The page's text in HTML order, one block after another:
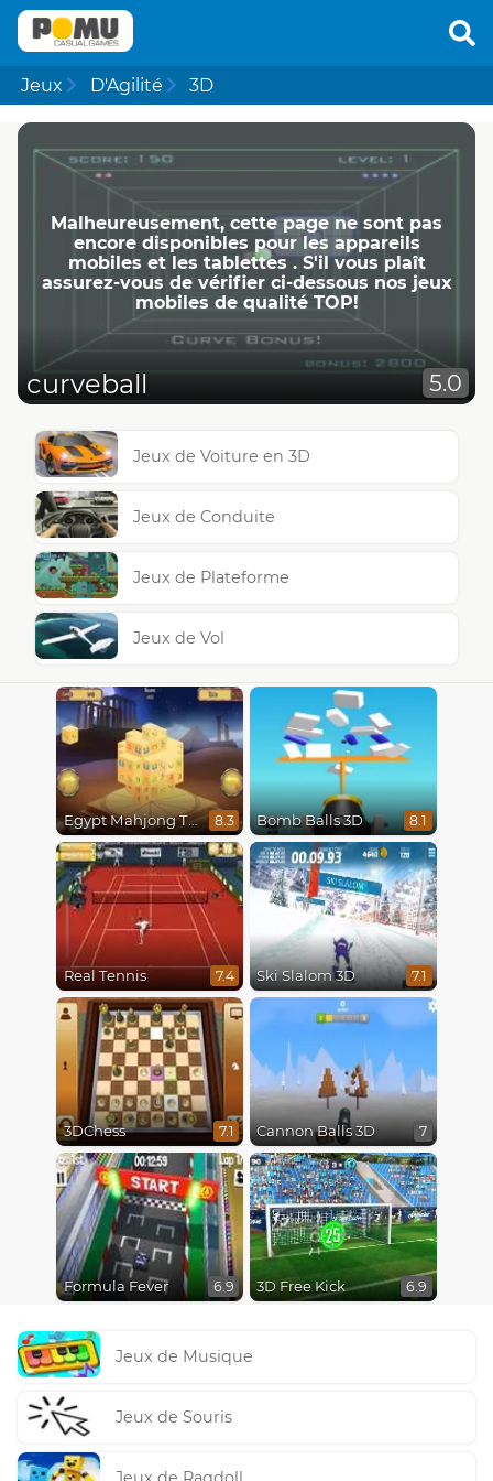
Jeux D'Agilité 3D
Malheureusement, cette page ne ​​sont pas
encore disponibles pour les appareils
mobiles et les tablettes . S'il vous plaît
assurez-vous de vérifier ci-dessous nos jeux
mobiles de qualité TOP!
curveball 5.0
Jeux de Voiture en 3D
Jeux de Conduite
Jeux de Plateforme
Jeux de Vol
Egypt Mahjong Triple Dimensions 8.3 Bomb Balls 3D 8.1
Real Tennis 7.4 Ski Slalom 3D 7.1
3DChess 7.1 Cannon Balls 3D 7
Formula Fever 6.9 3D Free Kick 6.9
Jeux de Musique
Jeux de Souris